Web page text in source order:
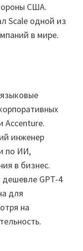
США.
Scale одной из
в мире.
Accenture.
инженер
по ИИ,
в бизнес.
GPT-4
для
на